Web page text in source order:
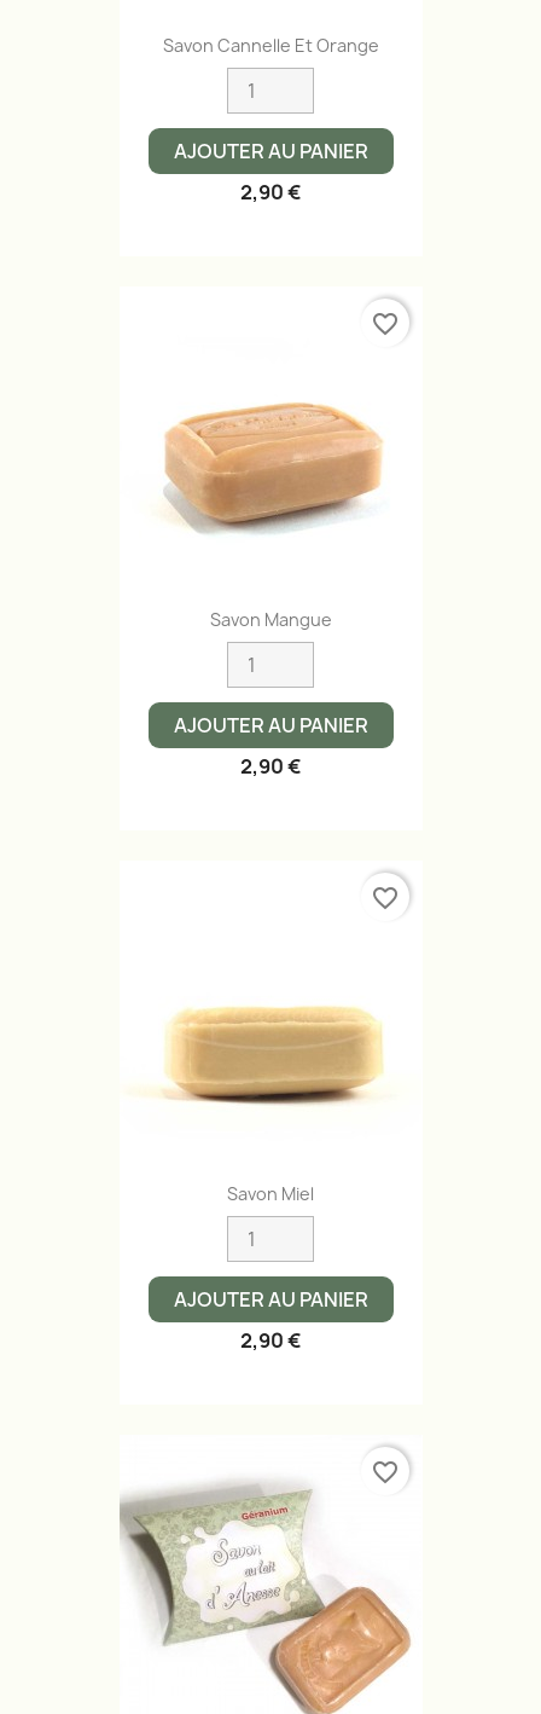
Savon Cannelle Et Orange
AJOUTER AU PANIER
2,90 €
Savon Mangue
AJOUTER AU PANIER
2,90 €
favorite_border
Savon Miel
AJOUTER AU PANIER
2,90 €
favorite_border
favorite_border